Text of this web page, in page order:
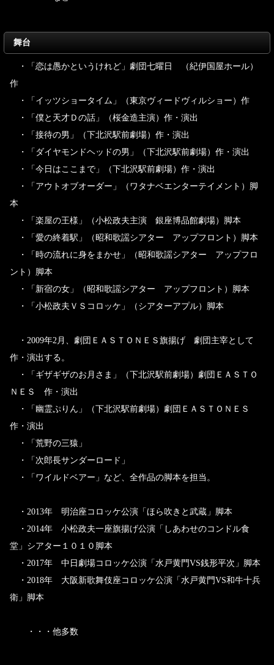
舞台
・「恋は愚かというけれど」劇団七曜日 （紀伊国屋ホール）
作
・「イッツショータイム」（東京ヴィードヴィルショー）作
・「僕と天才Ｄの話」（桜金造主演）作・演出
・「接待の男」（下北沢駅前劇場）作・演出
・「ダイヤモンドヘッドの男」（下北沢駅前劇場）作・演出
・「今日はここまで」（下北沢駅前劇場）作・演出
・「アウトオブオーダー」（ワタナベエンターテイメント）脚
本
・「楽屋の王様」（小松政夫主演 銀座博品館劇場）脚本
・「愛の終着駅」（昭和歌謡シアター アップフロント）脚本
・「時の流れに身をまかせ」（昭和歌謡シアター アップフロ
ント）脚本
・「新宿の女」（昭和歌謡シアター アップフロント）脚本
・「小松政夫ＶＳコロッケ」（シアターアプル）脚本
・2009年2月、劇団ＥＡＳＴＯＮＥＳ旗揚げ 劇団主宰として
作・演出する。
・「ギザギザのお月さま」（下北沢駅前劇場）劇団ＥＡＳＴＯ
ＮＥＳ 作・演出
・「幽霊ぷりん」（下北沢駅前劇場）劇団ＥＡＳＴＯＮＥＳ
作・演出
・「荒野の三猿」
・「次郎長サンダーロード」
・「ワイルドベアー」など、全作品の脚本を担当。
・2013年 明治座コロッケ公演「ほら吹きと武蔵」脚本
・2014年 小松政夫一座旗揚げ公演「しあわせのコンドル食
堂」シアター１０１０脚本
・2017年 中日劇場コロッケ公演「水戸黄門VS銭形平次」脚本
・2018年 大阪新歌舞伎座コロッケ公演「水戸黄門VS和牛十兵
衛」脚本
・・・他多数